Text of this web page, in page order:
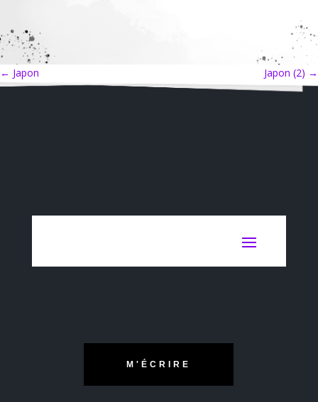
← Japon Japon (2) →
M'ÉCRIRE